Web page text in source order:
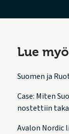
Lue
Suomen ja
Case: Miten
nostettiin
Avalon Nordic